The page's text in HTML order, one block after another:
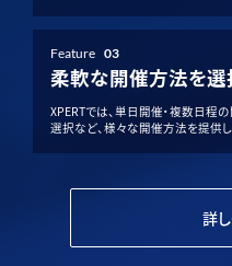
Feature 03
柔軟な開催方法を
XPERTでは、単日開催・複数日程
選択など、様々な開催方法を提供し
詳